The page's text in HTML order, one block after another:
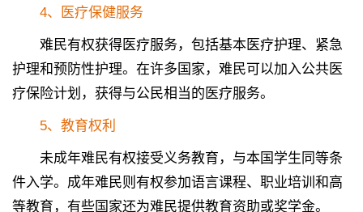
4、 医疗保健服务
难民有权获得医疗服务，包括基本医疗护理、紧急
护理和预防性护理。在许多国家，难民可以加入公共医
疗保险计划，获得与公民相当的医疗服务。
5、 教育权利
未成年难民有权接受义务教育，与本国学生同等条
件入学。成年难民则有权参加语言课程、职业培训和高
等教育，有些国家还为难民提供教育资助或奖学金。